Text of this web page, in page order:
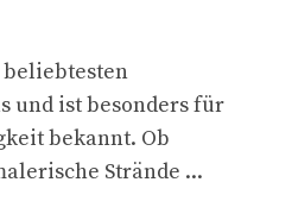
beliebtesten
und ist besonders für
bekannt. Ob
Strände ...